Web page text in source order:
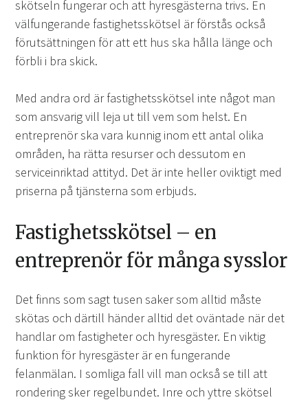
skötseln fungerar och att hyresgästerna trivs. En
välfungerande fastighetsskötsel är förstås också
förutsättningen för att ett hus ska hålla länge och
förbli i bra skick.
Med andra ord är fastighetsskötsel inte något man
som ansvarig vill leja ut till vem som helst. En
entreprenör ska vara kunnig inom ett antal olika
områden, ha rätta resurser och dessutom en
serviceinriktad attityd. Det är inte heller oviktigt med
priserna på tjänsterna som erbjuds.
Fastighetsskötsel – en
entreprenör för många sysslor
Det finns som sagt tusen saker som alltid måste
skötas och därtill händer alltid det oväntade när det
handlar om fastigheter och hyresgäster. En viktig
funktion för hyresgäster är en fungerande
felanmälan. I somliga fall vill man också se till att
rondering sker regelbundet. Inre och yttre skötsel